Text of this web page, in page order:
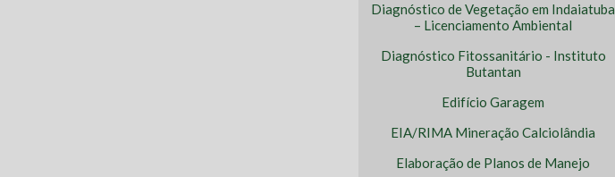
Diagnóstico de Vegetação em Indaiatuba
– Licenciamento Ambiental
Diagnóstico Fitossanitário - Instituto
Butantan
Edifício Garagem
EIA/RIMA Mineração Calciolândia
Elaboração de Planos de Manejo